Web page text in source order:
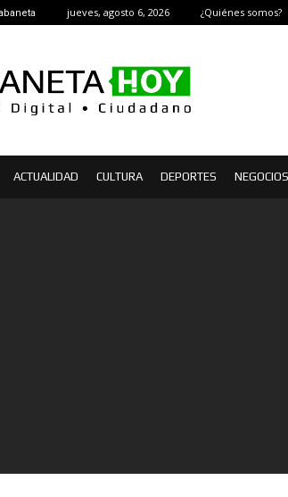
jueves, agosto 6, 2026 ¿Quiénes somos?
ACTUALIDAD CULTURA DEPORTES NEGOCIOS